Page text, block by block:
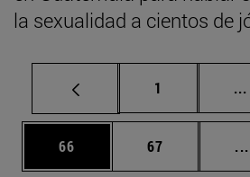
la sexualidad a cientos de
Página
1 ...
Página
66 Página
67 ...